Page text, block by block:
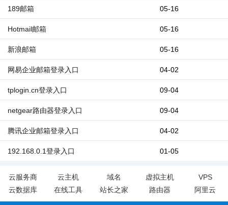
05-16
189邮箱
05-16
Hotmail邮箱
05-16
新浪邮箱
04-02
网易企业邮箱登录入口
09-04
tplogin.cn登录入口
09-04
netgear路由器登录入口
04-02
腾讯企业邮箱登录入口
01-05
192.168.0.1登录入口
云服务商 云主机 域名 虚拟主机
VPS
云数据库
在线工具 站长之家 路由器 阿里云